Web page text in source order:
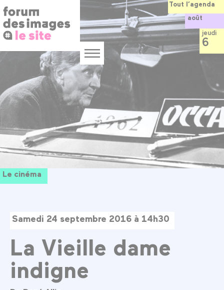
Panneau de gestion des cookies
au
contenu
principal
Menu
Le cinéma
Samedi 24 septembre 2016 à 14h30
La Vieille dame
indigne
Tout l’agenda
août
jeudi
6